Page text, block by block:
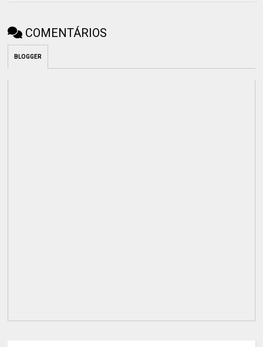
COMENTÁRIOS
BLOGGER